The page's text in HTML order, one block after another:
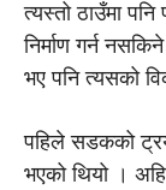
त्यस्तो ठाउँमा
निर्माण गर्न
भए पनि त्यसको
पहिले सडकको
भएको थियो ।